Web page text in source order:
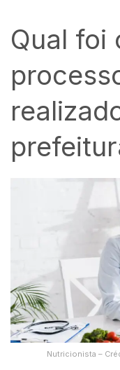
Qual foi
Nutricionista –